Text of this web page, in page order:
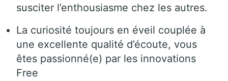
susciter l’enthousiasme chez les autres.
La curiosité toujours en éveil couplée à
une excellente qualité d’écoute, vous
êtes passionné(e) par les innovations
Free